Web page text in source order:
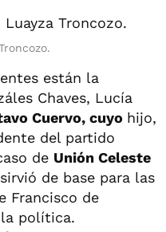
están la
Chaves, Lucía
Cuervo, cuyo hijo,
del partido
de Unión Celeste
de base para las
Francisco de
la política.